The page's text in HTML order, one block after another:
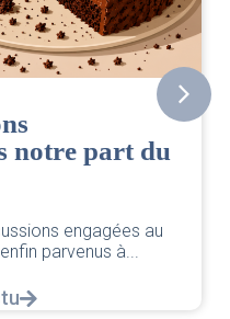
notre part du
engagées au
parvenus à...